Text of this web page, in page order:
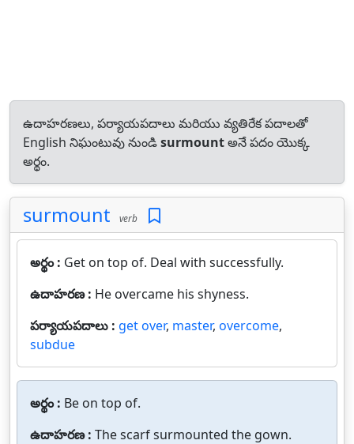
ఉదాహరణలు, పర్యాయపదాలు మరియు వ్యతిరేక పదాలతో
English నిఘంటువు నుండిsurmountఅనే పదం యొక్క
అర్థం.
surmount verb
అర్థం : Get on top of. Deal with successfully.
ఉదాహరణ : He overcame his shyness.
పర్యాయపదాలు : get over, master, overcome,
subdue
అర్థం : Be on top of.
ఉదాహరణ : The scarf surmounted the gown.